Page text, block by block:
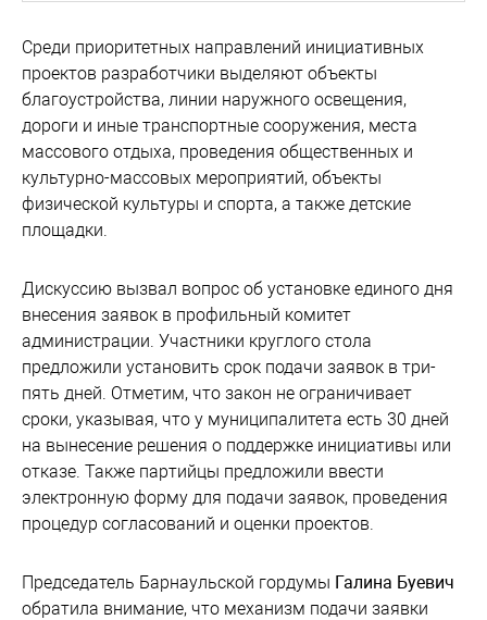
Среди приоритетных направлений инициативных
проектов разработчики выделяют объекты
благоустройства, линии наружного освещения,
дороги и иные транспортные сооружения, места
массового отдыха, проведения общественных и
культурно-массовых мероприятий, объекты
физической культуры и спорта, а также детские
площадки.
Дискуссию вызвал вопрос об установке единого дня
внесения заявок в профильный комитет
администрации. Участники круглого стола
предложили установить срок подачи заявок в три-
пять дней. Отметим, что закон не ограничивает
сроки, указывая, что у муниципалитета есть 30 дней
на вынесение решения о поддержке инициативы или
отказе. Также партийцы предложили ввести
электронную форму для подачи заявок, проведения
процедур согласований и оценки проектов.
Председатель Барнаульской гордумы Галина Буевич
обратила внимание, что механизм подачи заявки